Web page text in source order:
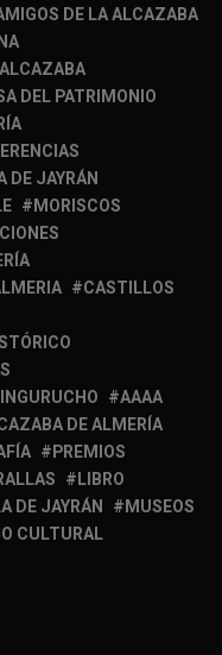
DE LA ALCAZABA
ALCAZABA
DEL PATRIMONIO
DE JAYRÁN
MORISCOS
CASTILLOS
AAAA
DE ALMERÍA
PREMIOS
LIBRO
DE JAYRÁN
MUSEOS
CULTURAL